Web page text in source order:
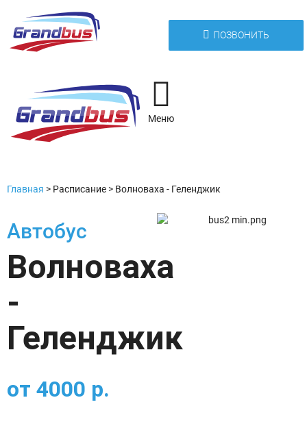
ПОЗВОНИТЬ
Меню
Главная > Расписание > Волноваха - Геленджик
Автобус
Волноваха
-
Геленджик
от 4000 р.